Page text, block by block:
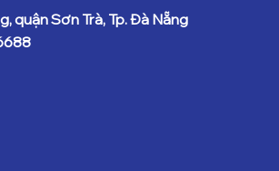
quận Sơn Trà, Tp. Đà Nẵng